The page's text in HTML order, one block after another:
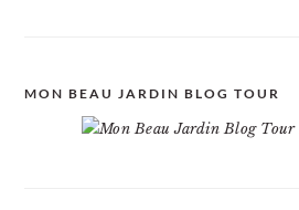
MON BEAU JARDIN BLOG TOUR